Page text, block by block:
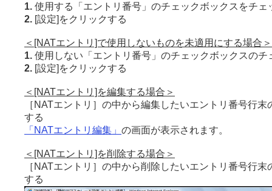
1. 使用する「エントリ番号」のチェックボックスをチェ
2. [設定]をクリックする
＜[NATエントリ]で使用しないものを未適用にする場合＞
1. 使用しない「エントリ番号」のチェックボックスのチ
2. [設定]をクリックする
＜[NATエントリ]を編集する場合＞
［NATエントリ］の中から編集したいエントリ番号行末
する
「NATエントリ編集」 の画面が表示されます。
＜[NATエントリ]を削除する場合＞
［NATエントリ］の中から削除したいエントリ番号行末
する